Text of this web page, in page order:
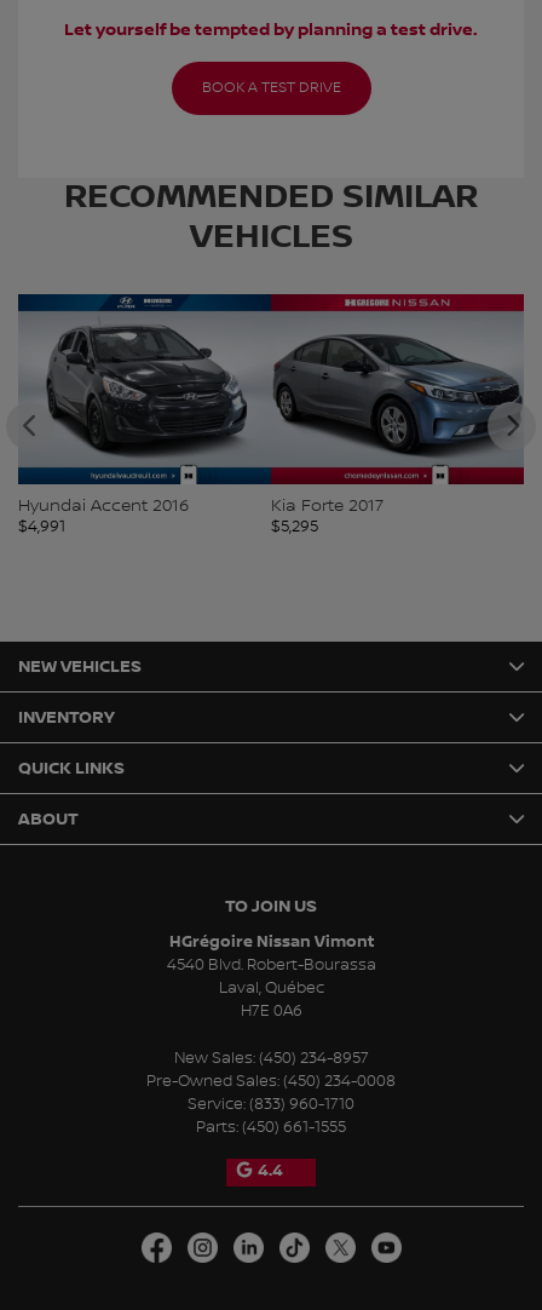
Let yourself be tempted by planning a test drive.
BOOK A TEST DRIVE
RECOMMENDED SIMILAR
VEHICLES
Hyundai Accent 2016
$4,991
Kia Forte 2017
$5,295
TO JOIN US
HGrégoire Nissan Vimont
4540 Blvd. Robert-Bourassa
Laval,Québec
H7E 0A6
New Sales: (450) 234-8957
Pre-Owned Sales: (450) 234-0008
Service: (833) 960-1710
Parts: (450) 661-1555
4.4
NEW VEHICLES
INVENTORY
QUICK LINKS
ABOUT